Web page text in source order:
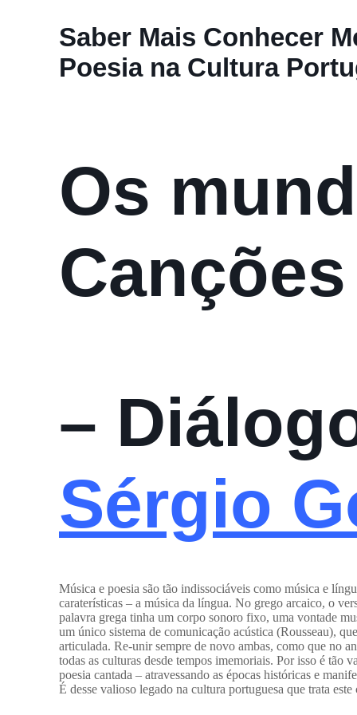
Saber Mais Conhecer
Poesia na Cultura
Os
Canções
–
Sérgio
Joana
Música e poesia são tão indissociáveis como música e
caraterísticas – a música da língua. No grego arcaico, o
palavra grega tinha um corpo sonoro fixo, uma vontade
um único sistema de comunicação acústica (Rousseau),
articulada. Re-unir sempre de novo ambas, como que no
todas as culturas desde tempos imemoriais. Por isso é tão
poesia cantada – atravessando as épocas históricas e
É desse valioso legado na cultura portuguesa que trata este